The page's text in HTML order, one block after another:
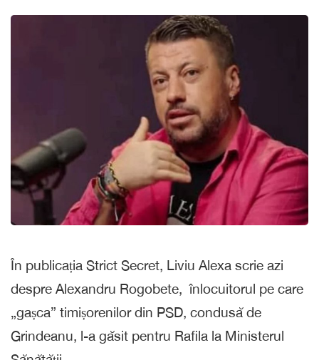
În publicația Strict Secret, Liviu Alexa scrie azi
despre Alexandru Rogobete, înlocuitorul pe care
„gașca” timișorenilor din PSD, condusă de
Grindeanu, l-a găsit pentru Rafila la Ministerul